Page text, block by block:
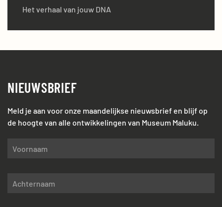
Het verhaal van jouw DNA
NIEUWSBRIEF
Meld je aan voor onze maandelijkse nieuwsbrief en blijf op
de hoogte van alle ontwikkelingen van Museum Maluku.